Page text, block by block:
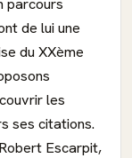
parcours
de lui une
du XXème
les
ses citations.
Escarpit,